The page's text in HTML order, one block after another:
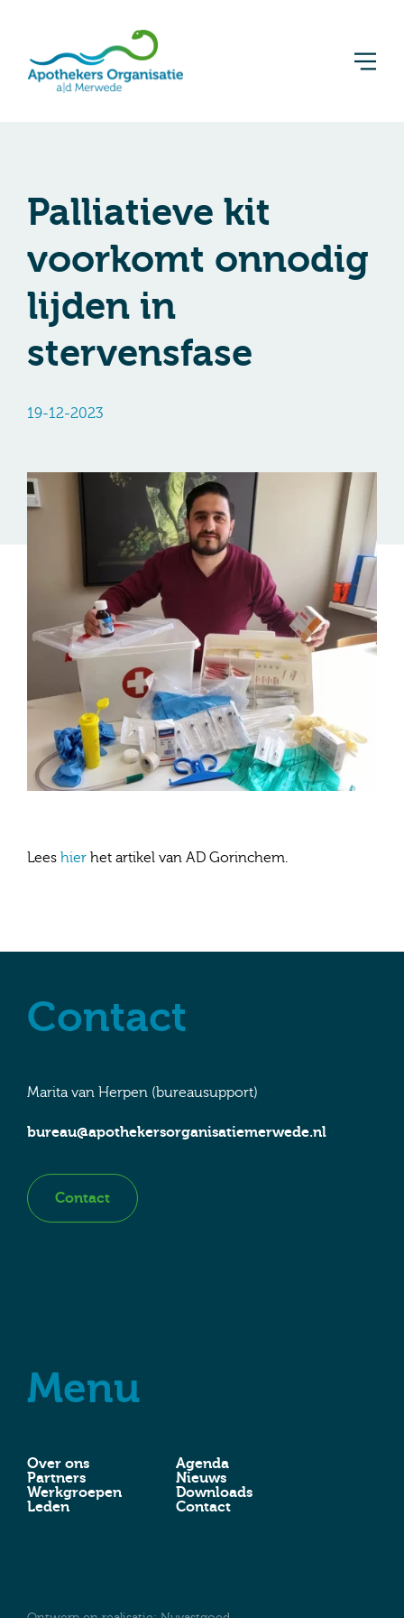
Palliatieve kit
voorkomt onnodig
lijden in
stervensfase
19-12-2023
Lees hier het artikel van AD Gorinchem.
Contact
Marita van Herpen (bureausupport)
bureau@apothekersorganisatiemerwede.nl
Contact
Menu
Over ons
Partners
Werkgroepen
Leden
Agenda
Nieuws
Downloads
Contact